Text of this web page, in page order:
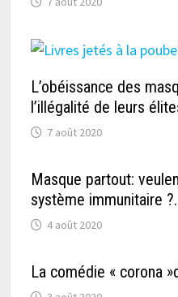
L’obéissance des
l’illégalité de leurs
7 août 2020
Masque partout:
système immunitaire
4 août 2020
La comédie « corona